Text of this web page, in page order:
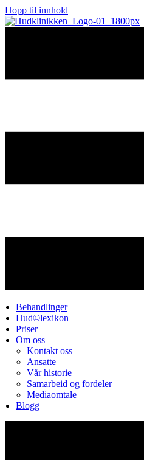
Hopp til innhold
Behandlinger
Hud©lexikon
Priser
Om oss
Kontakt oss
Ansatte
Vår historie
Samarbeid og fordeler
Mediaomtale
Blogg